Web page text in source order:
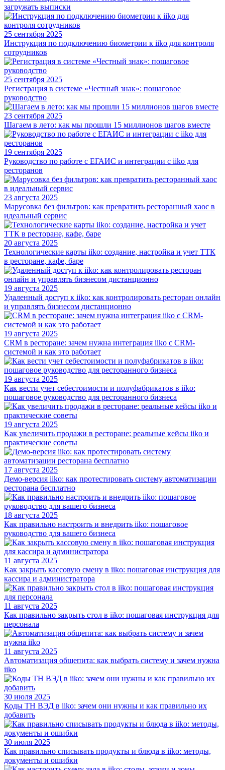
загружать выписки
25 сентября 2025
Инструкция по подключению биометрии к iiko для контроля
сотрудников
25 сентября 2025
Регистрация в системе «Честный знак»: пошаговое
руководство
23 сентября 2025
Шагаем в лето: как мы прошли 15 миллионов шагов вместе
19 сентября 2025
Руководство по работе с ЕГАИС и интеграции с iiko для
ресторанов
23 августа 2025
Марусовка без фильтров: как превратить ресторанный хаос в
идеальный сервис
20 августа 2025
Технологические карты iiko: создание, настройка и учет ТТК
в ресторане, кафе, баре
19 августа 2025
Удаленный доступ к iiko: как контролировать ресторан онлайн
и управлять бизнесом дистанционно
19 августа 2025
CRM в ресторане: зачем нужна интеграция iiko с CRM-
системой и как это работает
19 августа 2025
Как вести учет себестоимости и полуфабрикатов в iiko:
пошаговое руководство для ресторанного бизнеса
19 августа 2025
Как увеличить продажи в ресторане: реальные кейсы iiko и
практические советы
17 августа 2025
Демо-версия iiko: как протестировать систему автоматизации
ресторана бесплатно
18 августа 2025
Как правильно настроить и внедрить iiko: пошаговое
руководство для вашего бизнеса
11 августа 2025
Как закрыть кассовую смену в iiko: пошаговая инструкция для
кассира и администратора
11 августа 2025
Как правильно закрыть стол в iiko: пошаговая инструкция для
персонала
11 августа 2025
Автоматизация общепита: как выбрать систему и зачем нужна
iiko
30 июля 2025
Коды ТН ВЭД в iiko: зачем они нужны и как правильно их
добавить
30 июля 2025
Как правильно списывать продукты и блюда в iiko: методы,
документы и ошибки